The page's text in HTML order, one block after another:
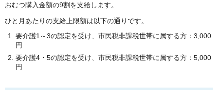
おむつ購入金額の9割を支給します。
ひと月あたりの支給上限額は以下の通りです。
要介護1～3の認定を受け、市民税非課税世帯に属する方：3,000
円
要介護4・5の認定を受け、市民税非課税世帯に属する方：5,000
円